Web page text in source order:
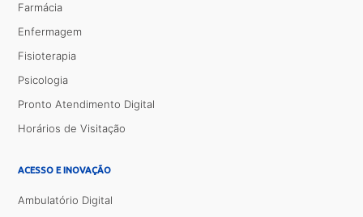
Farmácia
Enfermagem
Fisioterapia
Psicologia
Pronto Atendimento Digital
Horários de Visitação
ACESSO E INOVAÇÃO
Ambulatório Digital